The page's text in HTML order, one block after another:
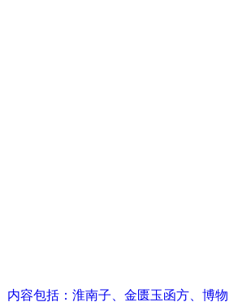
内容包括：淮南子、金匮玉函方、博物